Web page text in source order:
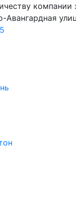
Авангардная